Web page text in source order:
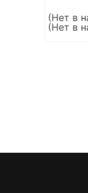
(Нет в
(Нет в